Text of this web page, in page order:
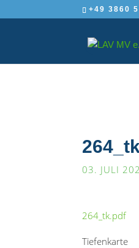
+49 3860
03. JULI
264_tk.pdf
Tiefenkarte